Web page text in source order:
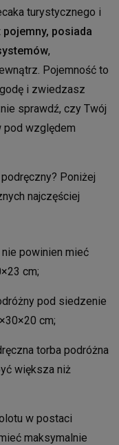
turystycznego i
posiada
,
Pojemność to
i zwiedzasz
sprawdź, czy Twój
pod względem
Poniżej
najczęściej
powinien mieć
cm;
pod siedzenie
cm;
torba podróżna
większa niż
w postaci
maksymalnie